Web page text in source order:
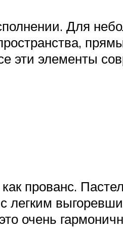
Для
эти элементы
прованс.
легким
очень